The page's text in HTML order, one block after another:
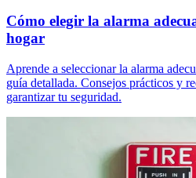
Cómo elegir la alarma
hogar
Aprende a seleccionar la alarma
guía detallada. Consejos prácticos y
garantizar tu seguridad.